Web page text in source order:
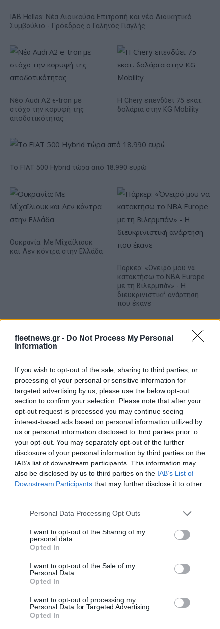
fleetnews.gr - Do Not Process My Personal
Information
If you wish to opt-out of the sale, sharing to third parties, or
processing of your personal or sensitive information for
targeted advertising by us, please use the below opt-out
section to confirm your selection. Please note that after your
opt-out request is processed you may continue seeing
interest-based ads based on personal information utilized by
us or personal information disclosed to third parties prior to
your opt-out. You may separately opt-out of the further
disclosure of your personal information by third parties on the
IAB’s list of downstream participants. This information may
also be disclosed by us to third parties on the IAB’s List of
Downstream Participants that may further disclose it to other
Please note that this website/app uses one or more Google
not limited to your visit or usage behaviour. You may click to
grant or deny consent to Google and its third-party tags to
use your data for below specified purposes in below Google
consent section.
Personal Data Processing Opt Outs
I want to opt-out of the Sharing of my
personal data.
Opted In
I want to opt-out of the Sale of my
Personal Data.
Opted In
I want to opt-out of processing my
Personal Data for Targeted Advertising.
Opted In
IAB Hellas: Νέα Διοικούσα Επιτροπή και νέο Διοικητικό
Συμβούλιο - Πρόεδρος ο Γαληνός Γιαγλής
Νέο Audi A2 e-tron με
στόχο την κορυφή της
αποδοτικότητας
Η Chery επενδύει 75 εκατ.
δολάρια στην KG Mobility
Το FIAT 500 Hybrid τώρα από 18.990 ευρώ
Ουκρανία: Με Μίχαϊλιουκ
και Λεν κόντρα στην Ελλάδα
Πάρκερ: «Όνειρό μου να
κατακτήσω το ΝΒΑ Europe
με τη Βιλερμπάν» - Η
διευκρινιστική ανάρτηση
που έκανε
HELLENiQ ENERGY: Κέρδη 393 εκατ. ευρώ στο α' εξάμηνο –
Στα 734 εκατ. ευρώ τα EBITDA
Viohalco: Αυξημένος κατά
14% ο τζίρος στο α'
EBITDA
ΥΠΕΘΟΟ: Νέες επενδύσεις
1 δισ. ευρώ ως το 2028 για
την Ενέργεια
Η συμφωνία Arval-Athlon αναδιαμορφώνει την αγορά leasing